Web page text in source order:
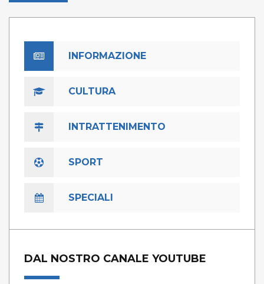
INFORMAZIONE
CULTURA
INTRATTENIMENTO
SPORT
SPECIALI
DAL NOSTRO CANALE YOUTUBE